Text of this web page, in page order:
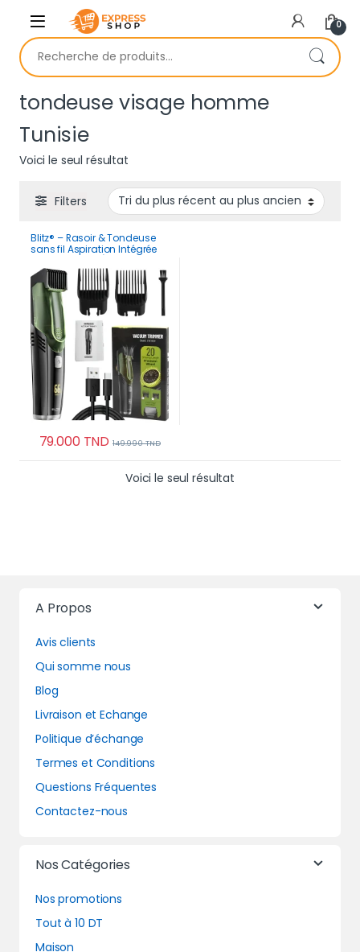
Skip to navigation
Skip to content
0
Recherche pour :
tondeuse visage homme
Tunisie
Voici le seul résultat
Filters
Blitz® – Rasoir & Tondeuse
sans fil Aspiration Intégrée
79.000TND 149.990TND
Voici le seul résultat
A Propos
Avis clients
Qui somme nous
Blog
Livraison et Echange
Politique d’échange
Termes et Conditions
Questions Fréquentes
Contactez-nous
Nos Catégories
Nos promotions
Tout à 10 DT
Maison